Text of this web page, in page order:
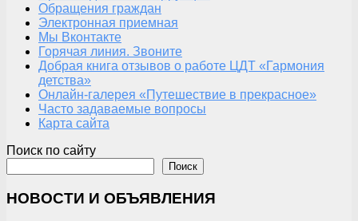
Обращения граждан
Электронная приемная
Мы Вконтакте
Горячая линия. Звоните
Добрая книга отзывов о работе ЦДТ «Гармония
детства»
Онлайн-галерея «Путешествие в прекрасное»
Часто задаваемые вопросы
Карта сайта
Поиск по сайту
Поиск
НОВОСТИ И ОБЪЯВЛЕНИЯ